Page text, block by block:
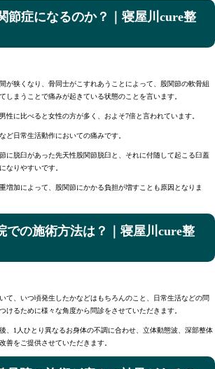
節症になるのか？｜寝屋川cure整
が狭くなり、骨同士がこすれあうことによって、股関節の軟骨組
しまうことで痛みが起きている状態のことを言います。
性に比べると女性の方が多く、およそ7倍と言われています。
ど日常生活動作においての痛みです。
に脱臼があった先天性股関節脱臼と、それに付随して起こる臼蓋
なりやすいです。
増加によって、股関節にかかる負担が増すことも原因となりま
での施術方法は？｜寝屋川cure整
て、いつ頃発生したかなどはもちろんのこと、日常生活などの問
けるために様々な角度から問診をさせていただきます。
、1人ひとり異なるお身体の不調に合わせ、立体動態波、深部整体
善をご提供させていただきます。